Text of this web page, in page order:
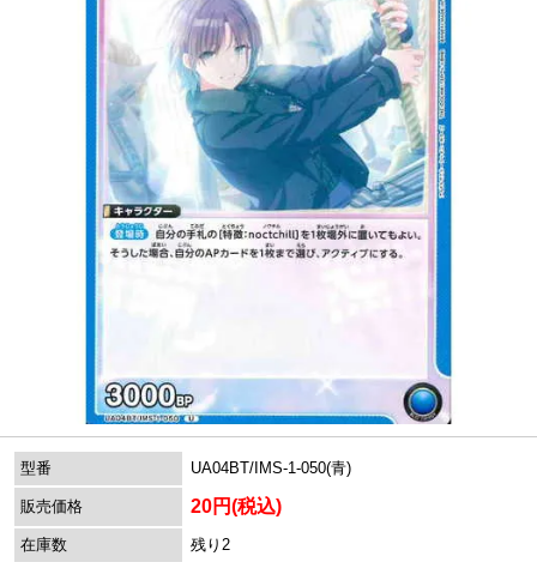
型番 UA04BT/IMS-1-050(青)
販売価格 20円(税込)
在庫数 残り2